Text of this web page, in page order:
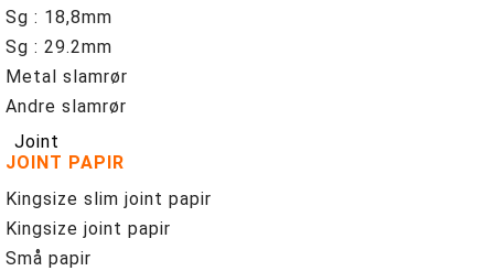
Sg : 18,8mm
Sg : 29.2mm
Metal slamrør
Andre slamrør
Joint
JOINT PAPIR
Kingsize slim joint papir
Kingsize joint papir
Små papir